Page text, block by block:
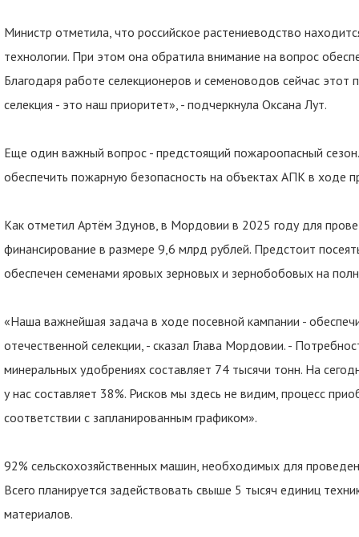
Министр отметила, что российское растениеводство
технологии. При этом она обратила внимание на вопрос
Благодаря работе селекционеров и семеноводов сейчас этот
селекция - это наш приоритет», - подчеркнула Оксана Лут.
Еще один важный вопрос - предстоящий пожароопасный
обеспечить пожарную безопасность на объектах АПК в ходе
Как отметил Артём Здунов, в Мордовии в 2025 году для
финансирование в размере 9,6 млрд рублей. Предстоит
обеспечен семенами яровых зерновых и зернобобовых на
«Наша важнейшая задача в ходе посевной кампании -
отечественной селекции, - сказал Глава Мордовии. -
минеральных удобрениях составляет 74 тысячи тонн. На
у нас составляет 38%. Рисков мы здесь не видим, процесс
соответствии с запланированным графиком».
92% сельскохозяйственных машин, необходимых для
Всего планируется задействовать свыше 5 тысяч единиц
материалов.